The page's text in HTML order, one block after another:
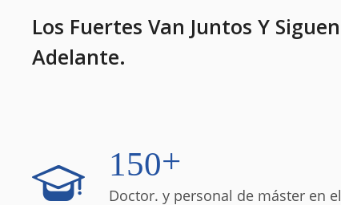
Los Fuertes Van Juntos Y Siguen
Adelante.
150+
Doctor. y personal de máster en el